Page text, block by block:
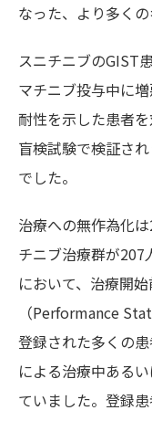
なった、より多くの
スニチニブのGIST
マチニブ投与中に
耐性を示した患者
盲検試験で検証さ
でした。
治療への無作為化
チニブ治療群が207
において、治療開
（Performance
登録された多くの
による治療中ある
ていました。登録